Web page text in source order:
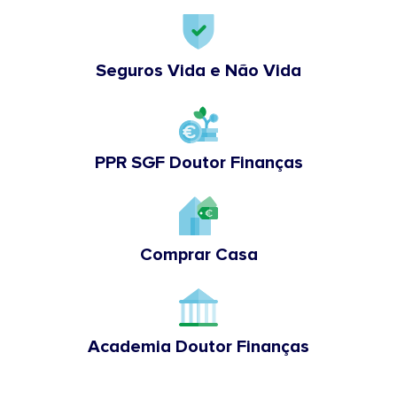
Seguros Vida e Não Vida
PPR SGF Doutor Finanças
Comprar Casa
Academia Doutor Finanças